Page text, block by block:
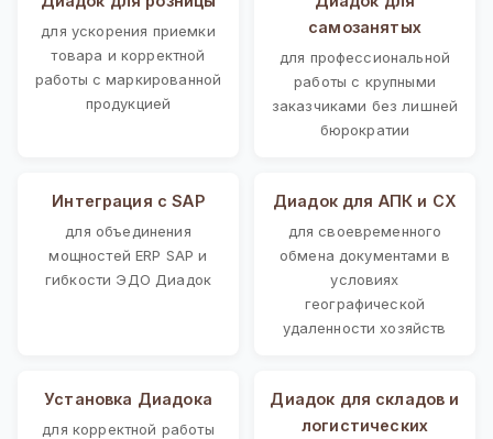
для ускорения приемки
товара и корректной
работы с маркированной
продукцией
самозанятых
для профессиональной
работы с крупными
заказчиками без лишней
бюрократии
Интеграция с SAP
для объединения
мощностей ERP SAP и
гибкости ЭДО Диадок
Диадок для АПК и СХ
для своевременного
обмена документами в
условиях
географической
удаленности хозяйств
Установка Диадока
для корректной работы
Диадок для складов и
логистических